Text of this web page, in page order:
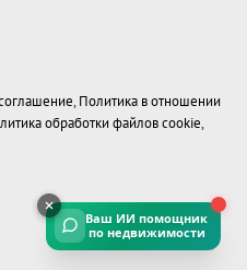
, Политика в отношении
обработки файлов cookie,
Ваш ИИ помощник
по недвижимости